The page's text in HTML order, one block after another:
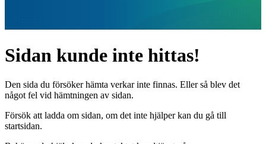
Sidan kunde inte hittas!
Den sida du försöker hämta verkar inte finnas. Eller så blev det
något fel vid hämtningen av sidan.
Försök att ladda om sidan, om det inte hjälper kan du gå till
startsidan.